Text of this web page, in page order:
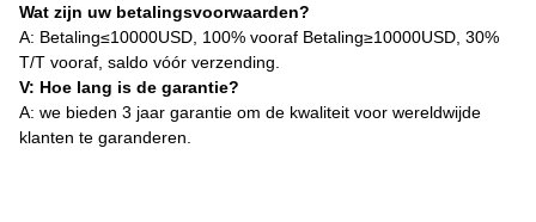
Wat zijn uw betalingsvoorwaarden?
A: Betaling≤10000USD, 100% vooraf Betaling≥10000USD, 30%
T/T vooraf, saldo vóór verzending.
V: Hoe lang is de garantie?
A: we bieden 3 jaar garantie om de kwaliteit voor wereldwijde
klanten te garanderen.